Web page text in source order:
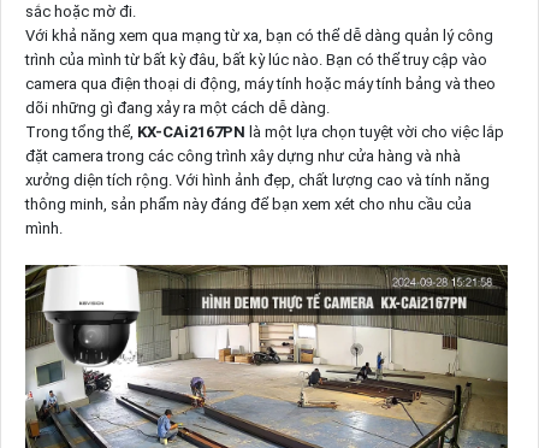
sắc hoặc mờ đi.
Với khả năng xem qua mạng từ xa, bạn có thể dễ dàng quản lý công
trình của mình từ bất kỳ đâu, bất kỳ lúc nào. Bạn có thể truy cập vào
camera qua điện thoại di động, máy tính hoặc máy tính bảng và theo
dõi những gì đang xảy ra một cách dễ dàng.
Trong tổng thể, KX-CAi2167PN là một lựa chọn tuyệt vời cho việc lắp
đặt camera trong các công trình xây dựng như cửa hàng và nhà
xưởng diện tích rộng. Với hình ảnh đẹp, chất lượng cao và tính năng
thông minh, sản phẩm này đáng để bạn xem xét cho nhu cầu của
mình.